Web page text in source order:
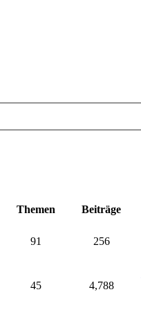
Themen Beiträge
91 256
45 4,788